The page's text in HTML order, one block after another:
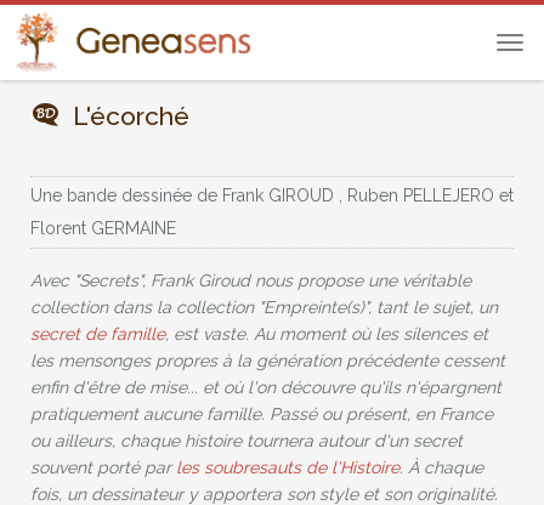
L'écorché
Une bande dessinée de Frank GIROUD Ruben PELLEJERO et
Florent GERMAINE
Avec "Secrets", Frank Giroud nous propose une véritable
collection dans la collection "Empreinte(s)", tant le sujet, un
secret de famille, est vaste. Au moment où les silences et
les mensonges propres à la génération précédente cessent
enfin d'être de mise... et où l'on découvre qu'ils n'épargnent
pratiquement aucune famille. Passé ou présent, en France
ou ailleurs, chaque histoire tournera autour d'un secret
souvent porté parles soubresauts de l'Histoire. À chaque
fois, un dessinateur y apportera son style et son originalité.